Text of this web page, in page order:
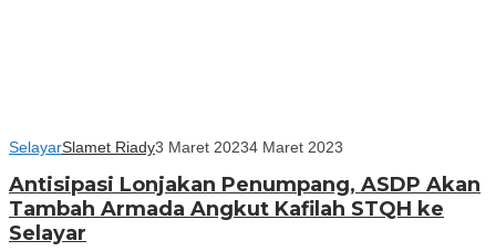
SelayarSlamet Riady3 Maret 20234 Maret 2023
Antisipasi Lonjakan Penumpang, ASDP Akan
Tambah Armada Angkut Kafilah STQH ke
Selayar